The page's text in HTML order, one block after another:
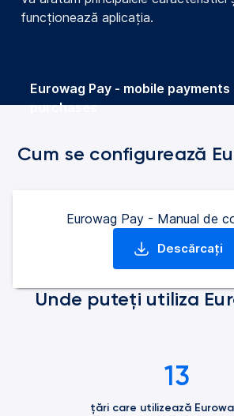
funcționează aplicația.
Eurowag Pay - mobile
purchases
Cum se configurează
Eurowag Pay - Manual de
Descărcați
Unde puteți utiliza
13
țări care utilizează